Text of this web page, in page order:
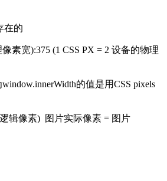
在的
素宽):375 (1 CSS PX = 2 设备的物理
的值是用CSS pixels
辑像素) 图片实际像素 = 图片